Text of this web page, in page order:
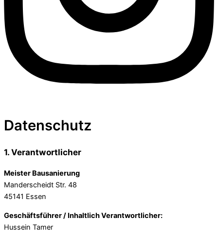
Datenschutz
1. Verantwortlicher
Meister Bausanierung
Manderscheidt Str. 48
45141 Essen
Geschäftsführer / Inhaltlich Verantwortlicher:
Hussein Tamer